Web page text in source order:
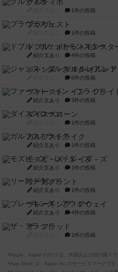
クルティボ
1件の投稿
ブラヴェスト
1件の投稿
ドブル：ポケットモンスタ
紹介文あり 4件の投稿
ジャンヌ・ダルク-オルレ
5件の投稿
ファースト・イン・フライ
紹介文あり 3件の投稿
ダイススローン
1件の投稿
ガルフストライク
紹介文あり 1件の投稿
モズビ－ズ・レイダ－ズ
紹介文あり 1件の投稿
リー対グラント
紹介文あり 1件の投稿
ブレーキング・アウェイ
紹介文あり 4件の投稿
ザ・フラッド
1件の投稿
※Apple、Apple のロゴ は、米国および他の国々
※App Store は、Apple Inc.のサービスマークです。